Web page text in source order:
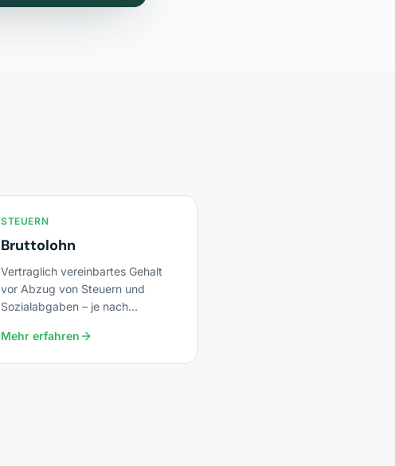
STEUERN
Bruttolohn
Vertraglich vereinbartes Gehalt
vor Abzug von Steuern und
Sozialabgaben – je nach
netto.
Mehr erfahren